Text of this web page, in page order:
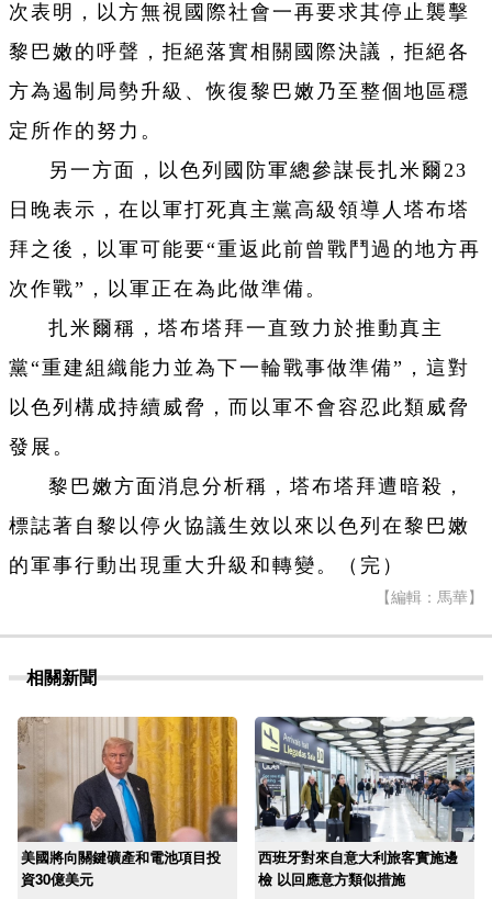
次表明，以方無視國際社會一再要求其停止襲擊
黎巴嫩的呼聲，拒絕落實相關國際決議，拒絕各
方為遏制局勢升級、恢復黎巴嫩乃至整個地區穩
定所作的努力。
另一方面，以色列國防軍總參謀長扎米爾23
日晚表示，在以軍打死真主黨高級領導人塔布塔
拜之後，以軍可能要“重返此前曾戰鬥過的地方再
次作戰”，以軍正在為此做準備。
扎米爾稱，塔布塔拜一直致力於推動真主
黨“重建組織能力並為下一輪戰事做準備”，這對
以色列構成持續威脅，而以軍不會容忍此類威脅
發展。
黎巴嫩方面消息分析稱，塔布塔拜遭暗殺，
標誌著自黎以停火協議生效以來以色列在黎巴嫩
的軍事行動出現重大升級和轉變。（完）
【編輯：馬華】
相關新聞
美國將向關鍵礦產和電池項目投
資30億美元
西班牙對來自意大利旅客實施邊
檢 以回應意方類似措施